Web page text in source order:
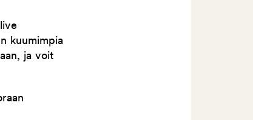
kuumimpia
ja voit